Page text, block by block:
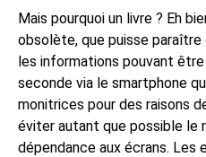
Mais pourquoi un livre ? Eh
obsolète, que puisse
les informations pouvant
seconde via le smartphone
monitrices pour des raisons
éviter autant que possible le
dépendance aux écrans.